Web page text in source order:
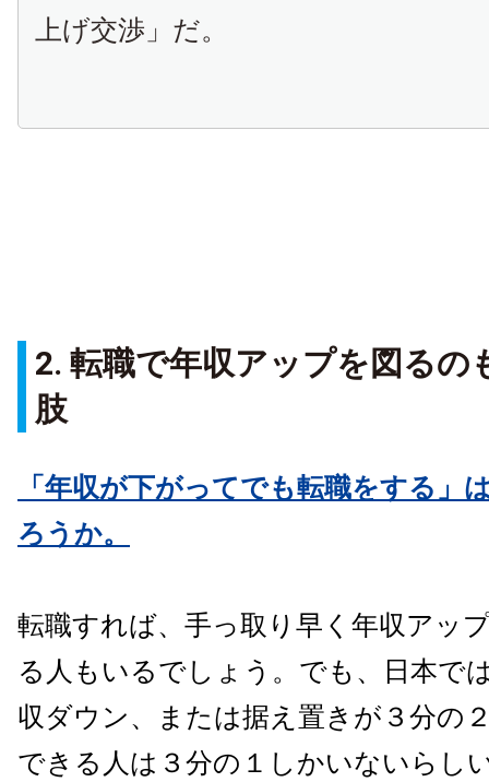
上げ交渉」だ。
2. 転職で年収アップを図るの
肢
「年収が下がってでも転職をする」
ろうか。
転職すれば、手っ取り早く年収アッ
る人もいるでしょう。でも、日本で
収ダウン、または据え置きが３分の
できる人は３分の１しかいないらし